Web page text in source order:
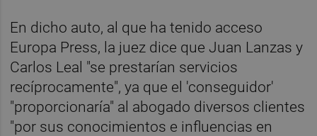
En dicho auto, al que ha tenido acceso
Europa Press, la juez dice que Juan Lanzas y
Carlos Leal "se prestarían servicios
recíprocamente", ya que el 'conseguidor'
"proporcionaría" al abogado diversos clientes
"por sus conocimientos e influencias en